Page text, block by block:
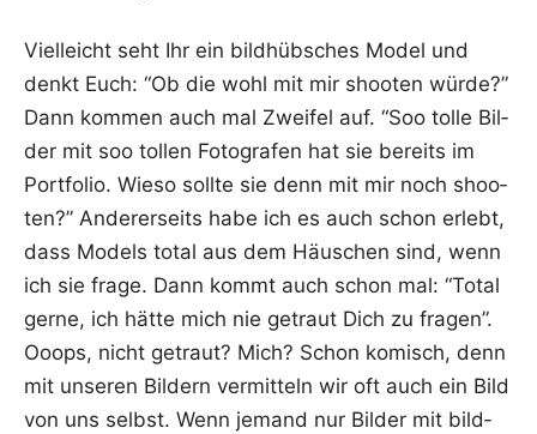
Viel­leicht seht Ihr ein bild­hüb­sches Model und
denkt Euch: “Ob die wohl mit mir shoo­ten wür­de?”
Dann kom­men auch mal Zwei­fel auf. “Soo tol­le Bil­
der mit soo tol­len Foto­gra­fen hat sie bereits im
Port­fo­lio. Wie­so soll­te sie denn mit mir noch shoo­
ten?” Ande­rer­seits habe ich es auch schon erlebt,
dass Models total aus dem Häus­chen sind, wenn
ich sie fra­ge. Dann kommt auch schon mal: “Total
ger­ne, ich hät­te mich nie getraut Dich zu fra­gen”.
Ooops, nicht getraut? Mich? Schon komisch, denn
mit unse­ren Bil­dern ver­mit­teln wir oft auch ein Bild
von uns selbst. Wenn jemand nur Bil­der mit bild­